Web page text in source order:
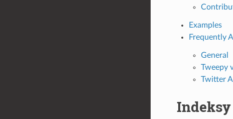
Examples
Frequently
General
Tweepy
Twitter